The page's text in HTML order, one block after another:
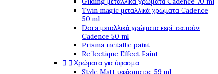
Twin magic μεταλλικά χρώματα Cadence
50 ml
Dora μεταλλικά χρώματα κερί-σαπούνι
Cadence 50 ml
Prisma metallic paint
Reflectique Effect Paint
  Χρώματα για ύφασμα
Style Matt υφάσματος 59 ml